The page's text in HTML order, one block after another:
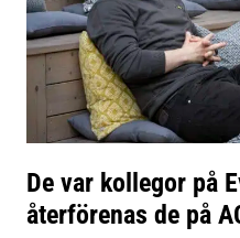
De var kollegor på
återförenas de på